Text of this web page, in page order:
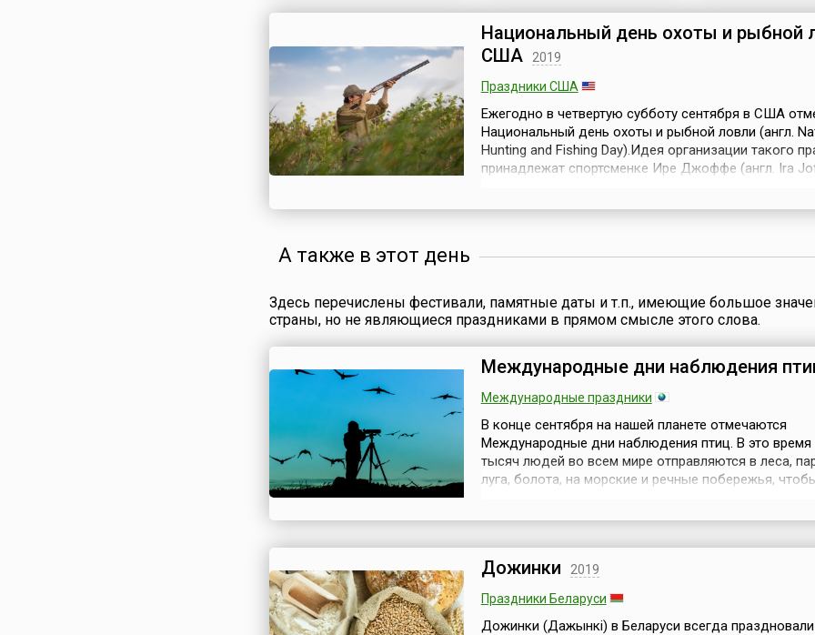
огромное влияние на
мировоззрение всей
китайской цивилизации, —
китайцы чтят уже более
двух с половиной тысяч
лет. Конфуцианская
философия подразумевает
самовоспитание,
добродетелях:
также Днем чешской
государственности (чешск.
Den české státnosti). В
стране это
государственный
праздник. Официально он
был учрежден в стране
Палатой депутатов в 2000
году.Вацлав (907–935) из
рода Пржемысловичей,
язычницы Драгомиры, был
означает «крест».
Праздник
зародился
Мескель.
этот день
императора
Константина,
осуществить
Национальный день охоты и рыбной
США
2019
Праздники США
Ежегодно в четвертую субботу сентября в США
Национальный день охоты и рыбной ловли (англ.
Hunting and Fishing Day).Идея организации такого
принадлежат спортсменке Ире Джоффе (англ. Ira
А также в этот день
Здесь перечислены фестивали, памятные даты и т.п., имеющие большое
страны, но не являющиеся праздниками в прямом смысле этого слова.
Международные дни наблюдения
Международные праздники
В конце сентября на нашей планете отмечаются
Международные дни наблюдения птиц. В это время
тысяч людей во всем мире отправляются в леса,
луга, болота, на морские и речные побережья,
прошла в 1993 году по инициативе Междунаро...
Дожинки
2019
Праздники Беларуси
Дожинки (Дажынкi) в Беларуси всегда